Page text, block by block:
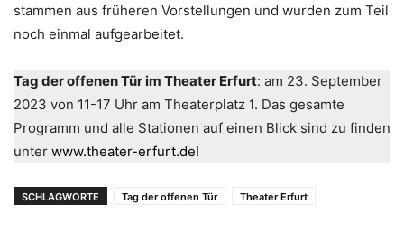
stammen aus früheren Vorstellungen und wurden zum Teil
noch einmal aufgearbeitet.
Tag der offenen Tür im Theater Erfurt: am 23. September
2023 von 11-17 Uhr am Theaterplatz 1. Das gesamte
Programm und alle Stationen auf einen Blick sind zu finden
unter www.theater-erfurt.de!
SCHLAGWORTE Tag der offenen Tür Theater Erfurt